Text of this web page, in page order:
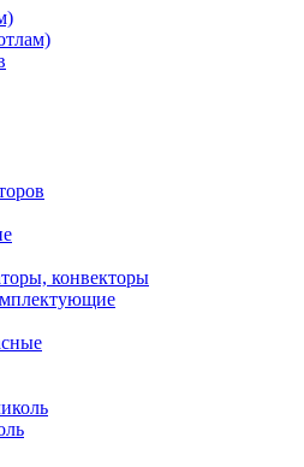
конвекторы